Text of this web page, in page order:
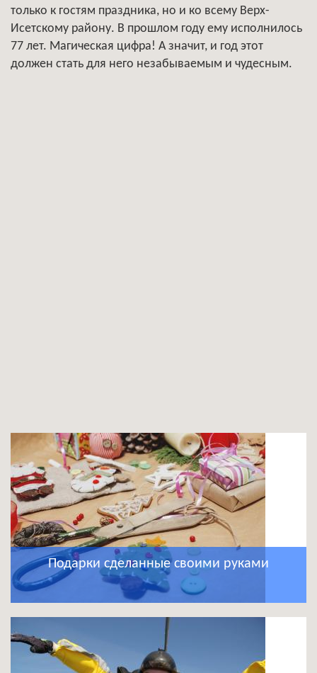
только к гостям праздника, но и ко всему Верх-
Исетскому району. В прошлом году ему исполнилось
77 лет. Магическая цифра! А значит, и год этот
должен стать для него незабываемым и чудесным.
Подарки сделанные своими руками